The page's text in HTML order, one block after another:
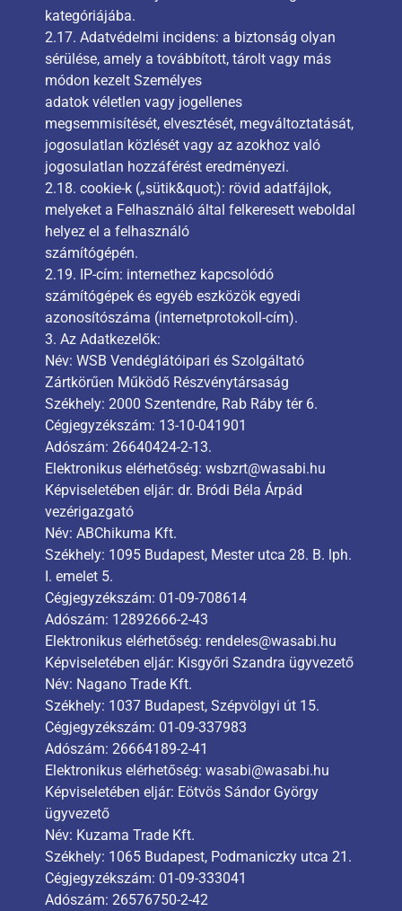
kategóriájába.
2.17. Adatvédelmi incidens: a biztonság olyan
sérülése, amely a továbbított, tárolt vagy más
módon kezelt Személyes
adatok véletlen vagy jogellenes
megsemmisítését, elvesztését, megváltoztatását,
jogosulatlan közlését vagy az azokhoz való
jogosulatlan hozzáférést eredményezi.
2.18. cookie-k („sütik&quot;): rövid adatfájlok,
melyeket a Felhasználó által felkeresett weboldal
helyez el a felhasználó
számítógépén.
2.19. IP-cím: internethez kapcsolódó
számítógépek és egyéb eszközök egyedi
azonosítószáma (internetprotokoll-cím).
3. Az Adatkezelők:
Név: WSB Vendéglátóipari és Szolgáltató
Zártkörűen Működő Részvénytársaság
Székhely: 2000 Szentendre, Rab Ráby tér 6.
Cégjegyzékszám: 13-10-041901
Adószám: 26640424-2-13.
Elektronikus elérhetőség: wsbzrt@wasabi.hu
Képviseletében eljár: dr. Bródi Béla Árpád
vezérigazgató
Név: ABChikuma Kft.
Székhely: 1095 Budapest, Mester utca 28. B. lph.
I. emelet 5.
Cégjegyzékszám: 01-09-708614
Adószám: 12892666-2-43
Elektronikus elérhetőség: rendeles@wasabi.hu
Képviseletében eljár: Kisgyőri Szandra ügyvezető
Név: Nagano Trade Kft.
Székhely: 1037 Budapest, Szépvölgyi út 15.
Cégjegyzékszám: 01-09-337983
Adószám: 26664189-2-41
Elektronikus elérhetőség: wasabi@wasabi.hu
Képviseletében eljár: Eötvös Sándor György
ügyvezető
Név: Kuzama Trade Kft.
Székhely: 1065 Budapest, Podmaniczky utca 21.
Cégjegyzékszám: 01-09-333041
Adószám: 26576750-2-42